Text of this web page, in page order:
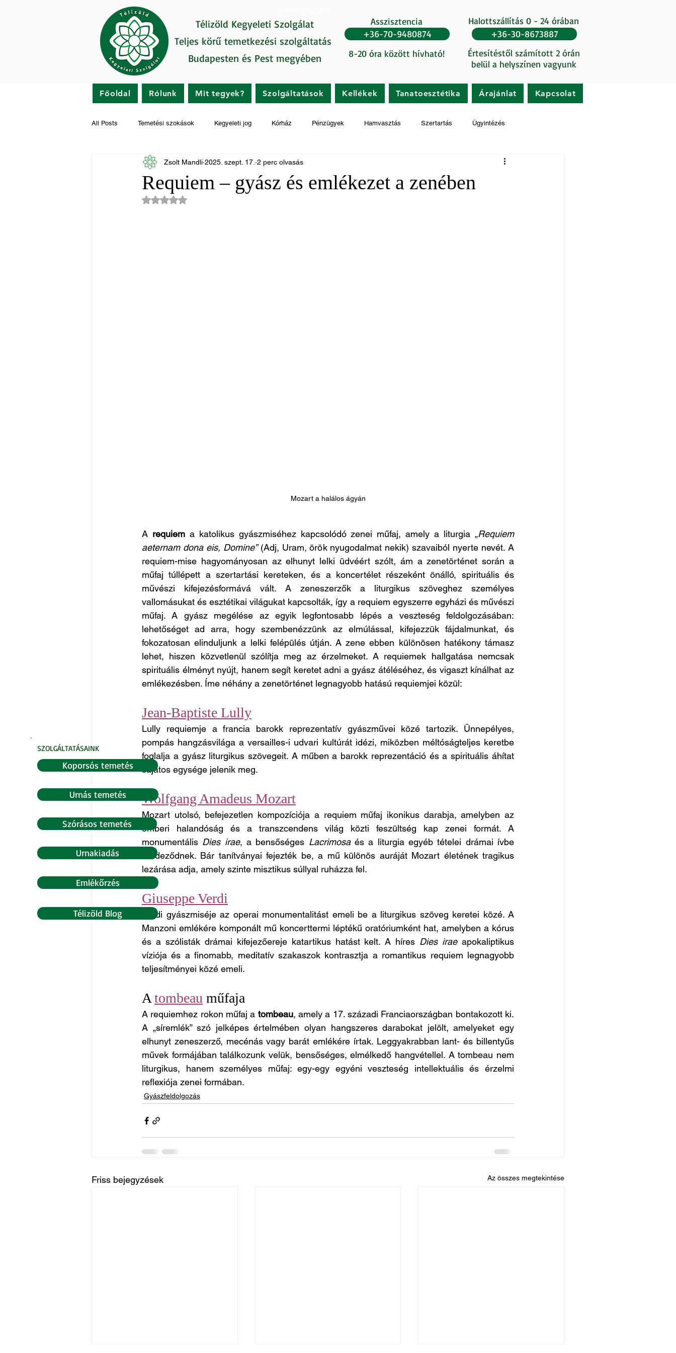
Télizöld Kegyeleti Szolgálat
Teljes körű temetkezési szolgáltatás
Budapesten és Pest megyében
Asszisztencia
8-20 óra között hívható!
+36-70-9480874
Halottszállítás 0 - 24 órában
Értesítéstől számított 2 órán
belül a helyszínen vagyunk
+36-30-8673887
Főoldal Rólunk Mit tegyek? Szolgáltatások Kellékek Tanatoesztétika Árajánlat Kapcsolat
SZOLGÁLTATÁSAINK
Koporsós temetés
Urnás temetés
Szórásos temetés
Urnakiadás
Emlékőrzés
Télizöld Blog
All Posts Temetési szokások Kegyeleti jog Kórház Pénzügyek Hamvasztás Szertartás Ügyintézés
Gyászfeldolgozás Hírek
Requiem – gyász és emlékezet a zenében
Zsolt Mandli 2025. szept. 17. 2 perc olvasás
NaN csillagot kapott az 5-ből.
Mozart a halálos ágyán
A requiem a katolikus gyászmiséhez kapcsolódó zenei műfaj, amely a liturgia „Requiem
aeternam dona eis, Domine” (Adj, Uram, örök nyugodalmat nekik) szavaiból nyerte nevét. A
requiem-mise hagyományosan az elhunyt lelki üdvéért szólt, ám a zenetörténet során a
műfaj túllépett a szertartási kereteken, és a koncertélet részeként önálló, spirituális és
művészi kifejezésformává vált. A zeneszerzők a liturgikus szöveghez személyes
vallomásukat és esztétikai világukat kapcsolták, így a requiem egyszerre egyházi és művészi
műfaj. A gyász megélése az egyik legfontosabb lépés a veszteség feldolgozásában:
lehetőséget ad arra, hogy szembenézzünk az elmúlással, kifejezzük fájdalmunkat, és
fokozatosan elinduljunk a lelki felépülés útján. A zene ebben különösen hatékony támasz
lehet, hiszen közvetlenül szólítja meg az érzelmeket. A requiemek hallgatása nemcsak
spirituális élményt nyújt, hanem segít keretet adni a gyász átéléséhez, és vigaszt kínálhat az
emlékezésben. Íme néhány a zenetörténet legnagyobb hatású requiemjei közül:
Jean-Baptiste Lully
Lully requiemje a francia barokk reprezentatív gyászművei közé tartozik. Ünnepélyes,
pompás hangzásvilága a versailles-i udvari kultúrát idézi, miközben méltóságteljes keretbe
foglalja a gyász liturgikus szövegeit. A műben a barokk reprezentáció és a spirituális áhítat
sajátos egysége jelenik meg.
Wolfgang Amadeus Mozart
Mozart utolsó, befejezetlen kompozíciója a requiem műfaj ikonikus darabja, amelyben az
emberi halandóság és a transzcendens világ közti feszültség kap zenei formát. A
monumentális Dies irae, a bensőséges Lacrimosa és a liturgia egyéb tételei drámai ívbe
rendeződnek. Bár tanítványai fejezték be, a mű különös auráját Mozart életének tragikus
lezárása adja, amely szinte misztikus súllyal ruházza fel.
Giuseppe Verdi
Verdi gyászmiséje az operai monumentalitást emeli be a liturgikus szöveg keretei közé. A
Manzoni emlékére komponált mű koncerttermi léptékű oratóriumként hat, amelyben a kórus
és a szólisták drámai kifejezőereje katartikus hatást kelt. A híres Dies irae apokaliptikus
víziója és a finomabb, meditatív szakaszok kontrasztja a romantikus requiem legnagyobb
teljesítményei közé emeli.
A tombeau műfaja
A requiemhez rokon műfaj a tombeau, amely a 17. századi Franciaországban bontakozott ki.
A „síremlék” szó jelképes értelmében olyan hangszeres darabokat jelölt, amelyeket egy
elhunyt zeneszerző, mecénás vagy barát emlékére írtak. Leggyakrabban lant- és billentyűs
művek formájában találkozunk velük, bensőséges, elmélkedő hangvétellel. A tombeau nem
liturgikus, hanem személyes műfaj: egy-egy egyéni veszteség intellektuális és érzelmi
reflexiója zenei formában.
Gyászfeldolgozás
Friss bejegyzések Az összes megtekintése